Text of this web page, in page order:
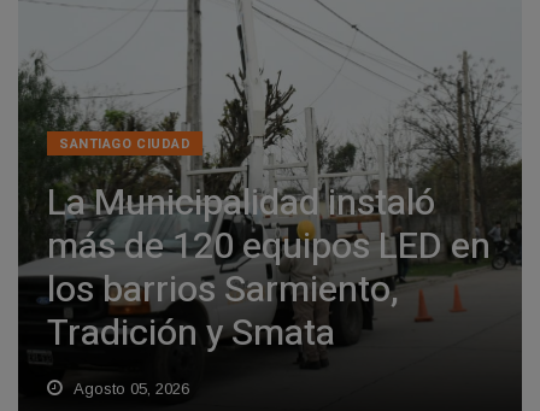
SANTIAGO CIUDAD
La Municipalidad instaló
más de 120 equipos LED en
los barrios Sarmiento,
Tradición y Smata
Agosto 05, 2026